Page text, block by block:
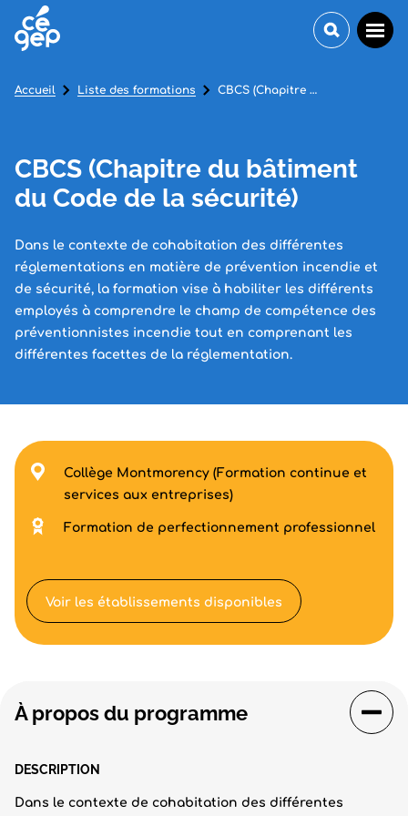
CBCS (Chapitre du bâtiment
du Code de la sécurité)
Dans le contexte de cohabitation des différentes
réglementations en matière de prévention incendie et
de sécurité, la formation vise à habiliter les différents
employés à comprendre le champ de compétence des
préventionnistes incendie tout en comprenant les
différentes facettes de la réglementation.
Accueil Liste des formations CBCS (Chapitre du bâtiment du Code de la sécurité)
À propos du programme
DESCRIPTION
Dans le contexte de cohabitation des différentes
Collège Montmorency (Formation continue et
services aux entreprises)
Formation de perfectionnement professionnel
Voir les établissements disponibles